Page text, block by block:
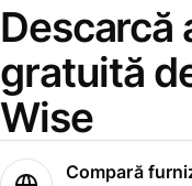
Descarcă
gratuită
Wise
Compară